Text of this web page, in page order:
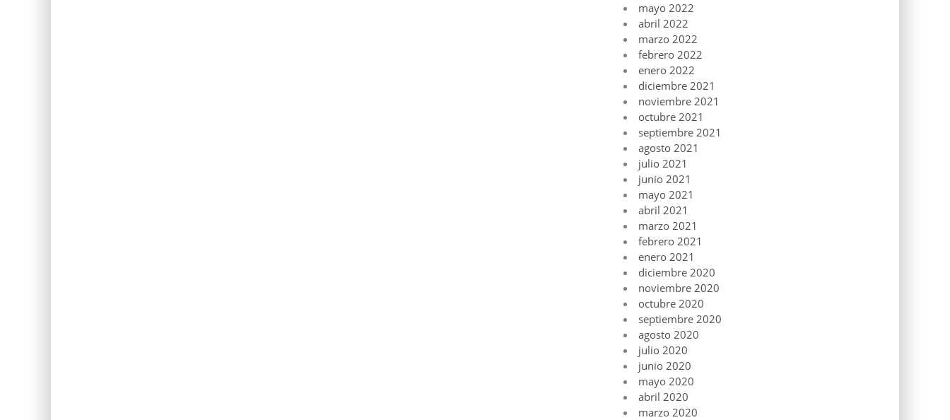
mayo 2022
abril 2022
marzo 2022
febrero 2022
enero 2022
diciembre 2021
noviembre 2021
octubre 2021
septiembre 2021
agosto 2021
julio 2021
junio 2021
mayo 2021
abril 2021
marzo 2021
febrero 2021
enero 2021
diciembre 2020
noviembre 2020
octubre 2020
septiembre 2020
agosto 2020
julio 2020
junio 2020
mayo 2020
abril 2020
marzo 2020